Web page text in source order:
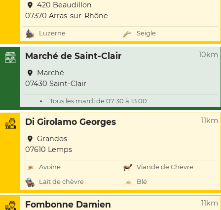
420 Beaudillon
07370 Arras-sur-Rhône
Luzerne Seigle
Marché de Saint-Clair 10km
Marché
07430 Saint-Clair
Tous les mardi de 07:30 à 13:00
Di Girolamo Georges 11km
Grandos
07610 Lemps
Avoine
Viande de Chèvre
Lait de chèvre
Blé
Fombonne Damien 11km